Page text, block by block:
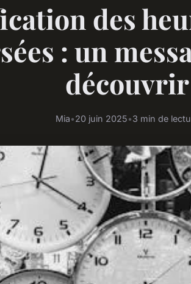
des
: un
découvrir
Mia•20 juin 2025•3 min de